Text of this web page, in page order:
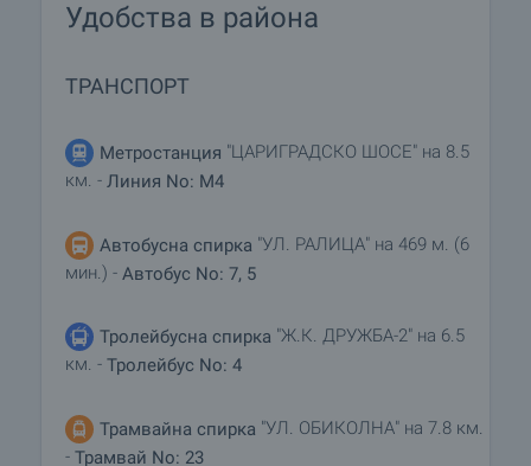
Удобства в района
ТРАНСПОРТ
Метростанция "ЦАРИГРАДСКО ШОСЕ" на 8.5
км. - Линия No: M4
Автобусна спирка "УЛ. РАЛИЦА" на 469 м. (6
мин.) - Автобус No: 7, 5
Тролейбусна спирка "Ж.К. ДРУЖБА-2" на 6.5
км. - Тролейбус No: 4
Трамвайна спирка "УЛ. ОБИКОЛНА" на 7.8 км.
- Трамвай No: 23